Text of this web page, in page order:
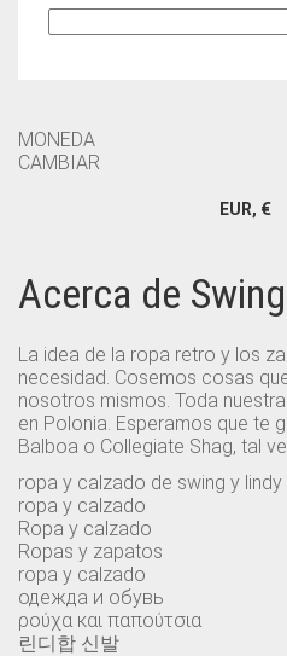
MONEDA
CAMBIAR
EUR, €
Acerca de
La idea de la ropa retro y los
necesidad. Cosemos cosas
nosotros mismos. Toda
en Polonia. Esperamos que te
Balboa o Collegiate Shag, tal
ropa y calzado de swing y lindy
ropa y calzado
Ropa y calzado
Ropas y zapatos
ropa y calzado
одежда и обувь
ρούχα και παπούτσια
린디합 신발